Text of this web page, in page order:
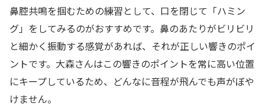
鼻腔共鳴を掴むための練習として、口を閉じて「ハミン
グ」をしてみるのがおすすめです。鼻のあたりがビリビリ
と細かく振動する感覚があれば、それが正しい響きのポイ
ントです。大森さんはこの響きのポイントを常に高い位置
にキープしているため、どんなに音程が飛んでも声がぼや
けません。